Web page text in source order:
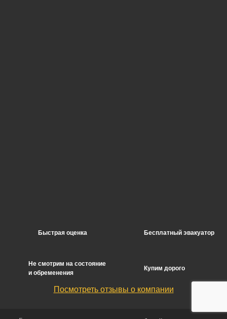
Быстрая оценка Бесплатный эвакуатор
Не смотрим на состояние
и обременения
Купим дорого
Посмотреть отзывы о компании